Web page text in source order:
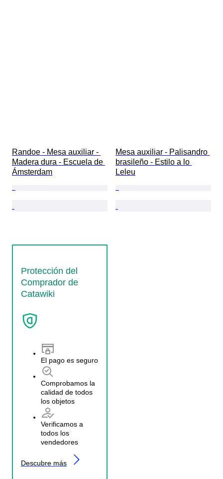
Randoe - Mesa auxiliar -
Madera dura - Escuela de
Ámsterdam
Mesa auxiliar - Palisandro
brasileño - Estilo a lo
Leleu
Protección del
Comprador de
Catawiki
El pago es seguro
Comprobamos la
calidad de todos
los objetos
Verificamos a
todos los
vendedores
Descubre más